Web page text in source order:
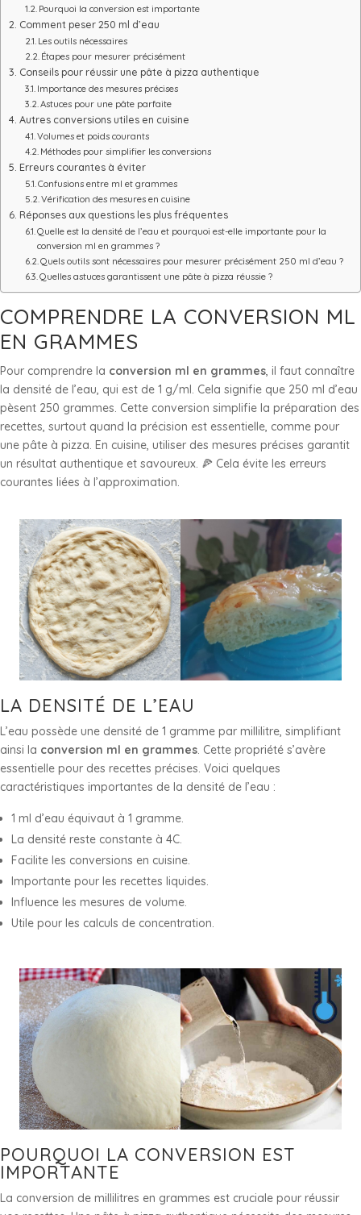
Pourquoi la conversion est importante
Comment peser 250 ml d’eau
Les outils nécessaires
Étapes pour mesurer précisément
Conseils pour réussir une pâte à pizza authentique
Importance des mesures précises
Astuces pour une pâte parfaite
Autres conversions utiles en cuisine
Volumes et poids courants
Méthodes pour simplifier les conversions
Erreurs courantes à éviter
Confusions entre ml et grammes
Vérification des mesures en cuisine
Réponses aux questions les plus fréquentes
Quelle est la densité de l’eau et pourquoi est-elle importante pour la
conversion ml en grammes ?
Quels outils sont nécessaires pour mesurer précisément 250 ml d’eau ?
Quelles astuces garantissent une pâte à pizza réussie ?
COMPRENDRE LA CONVERSION ML
EN GRAMMES
Pour comprendre la conversion ml en grammes, il faut connaître
la densité de l’eau, qui est de 1 g/ml. Cela signifie que 250 ml d’eau
pèsent 250 grammes. Cette conversion simplifie la préparation des
recettes, surtout quand la précision est essentielle, comme pour
une pâte à pizza. En cuisine, utiliser des mesures précises garantit
un résultat authentique et savoureux. 🍕 Cela évite les erreurs
courantes liées à l’approximation.
LA DENSITÉ DE L’EAU
L’eau possède une densité de 1 gramme par millilitre, simplifiant
ainsi la conversion ml en grammes. Cette propriété s’avère
essentielle pour des recettes précises. Voici quelques
caractéristiques importantes de la densité de l’eau :
1 ml d’eau équivaut à 1 gramme.
La densité reste constante à 4C.
Facilite les conversions en cuisine.
Importante pour les recettes liquides.
Influence les mesures de volume.
Utile pour les calculs de concentration.
POURQUOI LA CONVERSION EST
IMPORTANTE
La conversion de millilitres en grammes est cruciale pour réussir